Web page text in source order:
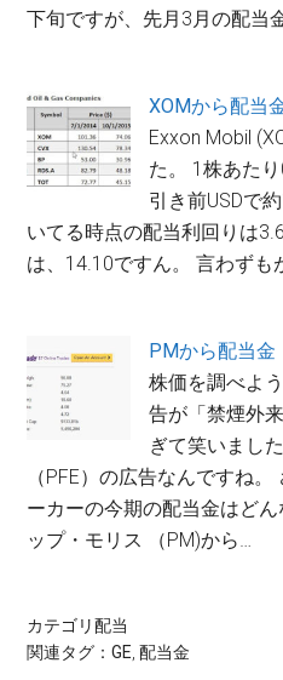
下旬ですが、先月3月の配当
XOMから配当
Exxon Mobil
た。 1株あた
引き前USDで
いてる時点の配当利回りは
は、14.10ですん。 言わずも
PMから配当金
株価を調べよ
告が「禁煙外
ぎて笑いまし
（PFE）の広告なんですね
ーカーの今期の配当金はど
ップ・モリス （PM)から…
カテゴリ配当
関連タグ：GE ,配当金